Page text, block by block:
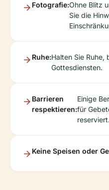
Fotografie:Ohne Blitz
Sie die
Ruhe:Halten Sie Ruhe,
Gottesdiensten.
Barrieren
respektieren:
Einige
für
reserviert.
Keine Speisen oder